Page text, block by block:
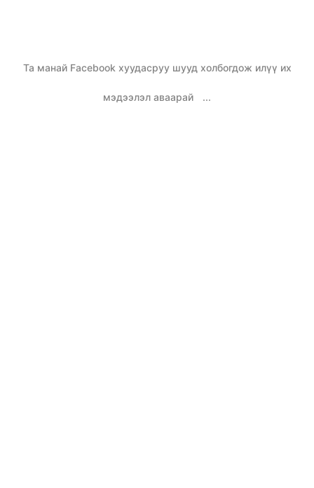
Та манай Facebook хуудасруу шууд холбогдож илүү их
мэдээлэл аваарай ...